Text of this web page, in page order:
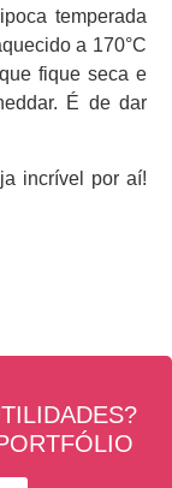
temperada
a 170°C
fique seca e
É de dar
incrível por aí!